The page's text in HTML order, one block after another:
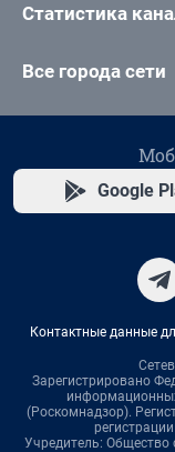
Статистика
Все города сети
Google
Контактные данные
Зарегистрировано
(Роскомнадзор).
Учредитель: Общество